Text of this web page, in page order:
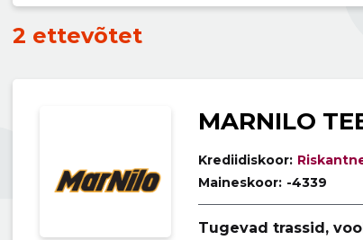
2 ettevõtet
MARNILO
Krediidiskoor:
Maineskoor: -4339
Tugevad trassid,